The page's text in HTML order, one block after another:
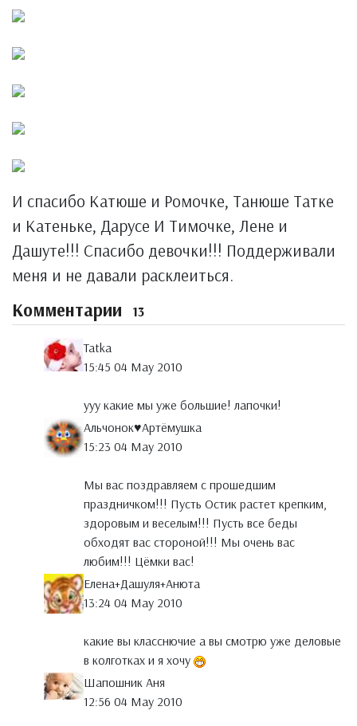
И спасибо Катюше и Ромочке, Танюше Татке
и Катеньке, Дарусе И Тимочке, Лене и
Дашуте!!! Спасибо девочки!!! Поддерживали
меня и не давали расклеиться.
Комментарии 13
Tatka
15:45 04 May 2010
ууу какие мы уже большие! лапочки!
Альчонок♥Артёмушка
15:23 04 May 2010
Мы вас поздравляем с прошедшим
праздничком!!! Пусть Остик растет крепким,
здоровым и веселым!!! Пусть все беды
обходят вас стороной!!! Мы очень вас
любим!!! Цёмки вас!
Елена+Дашуля+Анюта
13:24 04 May 2010
какие вы класснючие а вы смотрю уже деловые
в колготках и я хочу
Шапошник Аня
12:56 04 May 2010